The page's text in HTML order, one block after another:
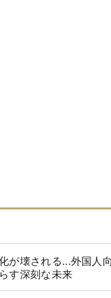
が壊される...外国人
す深刻な未来